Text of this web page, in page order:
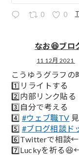
0 0
なお😆ブロ
11 12月 2021
こうゆうグラフ
1️⃣リライトする
2️⃣内部リンク貼る
3️⃣自分で考える
4️⃣ #ウェブ職TV
5️⃣ #ブログ相談ド
6️⃣Twitterで相談←
7️⃣Luckyを祈る